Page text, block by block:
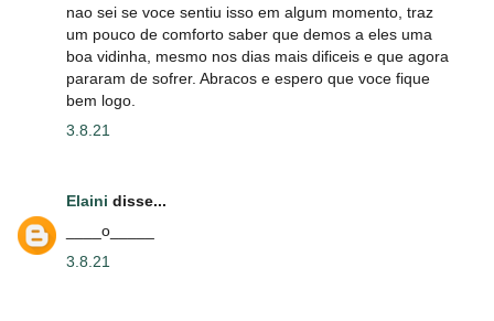
nao sei se voce sentiu isso em algum momento, traz
um pouco de comforto saber que demos a eles uma
boa vidinha, mesmo nos dias mais dificeis e que agora
pararam de sofrer. Abracos e espero que voce fique
bem logo.
3.8.21
Elaini disse...
____o_____
3.8.21